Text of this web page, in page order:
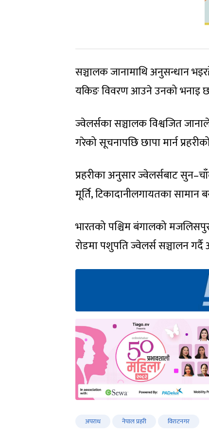
सञ्चालक जानामाथि अनुसन्धान
यकिङ विवरण आउने उनको भनाइ
ज्वेलर्सका सञ्चालक विश्वजित
गरेको सूचनापछि छापा मार्न
प्रहरीका अनुसार ज्वेलर्सबाट
मूर्ति, टिकादानीलगायतका सामान
भारतको पश्चिम बंगालको
रोडमा पशुपति ज्वेलर्स सञ्चालन
अपराध नेपाल प्रहरी विराटनगर